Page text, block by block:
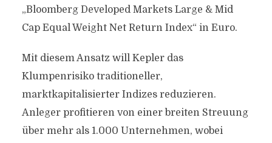
„Bloomberg Developed Markets Large & Mid
Cap Equal Weight Net Return Index“ in Euro.
Mit diesem Ansatz will Kepler das
Klumpenrisiko traditioneller,
marktkapitalisierter Indizes reduzieren.
Anleger profitieren von einer breiten Streuung
über mehr als 1.000 Unternehmen, wobei